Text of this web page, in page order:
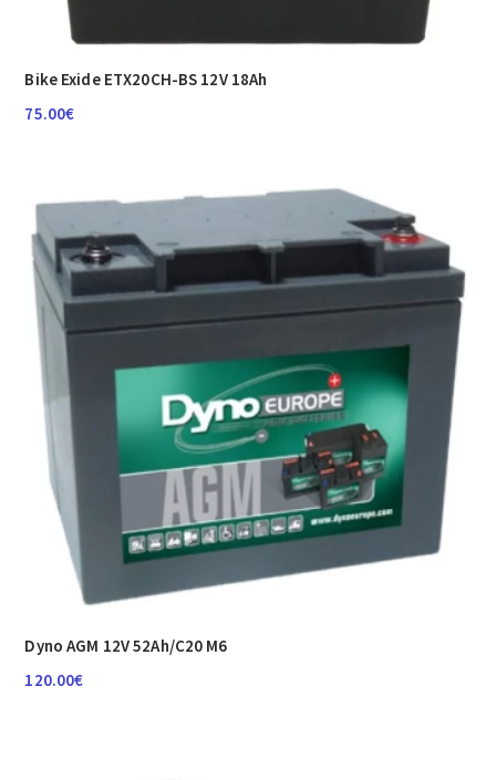
Bike Exide ETX20CH-BS 12V 18Ah
75.00€
Dyno AGM 12V 52Ah/C20 M6
120.00€